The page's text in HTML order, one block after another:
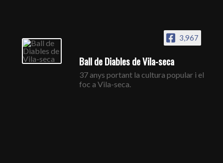
3,967
Ball de Diables de Vila-seca
37 anys portant la cultura popular i el
foc a Vila-seca.